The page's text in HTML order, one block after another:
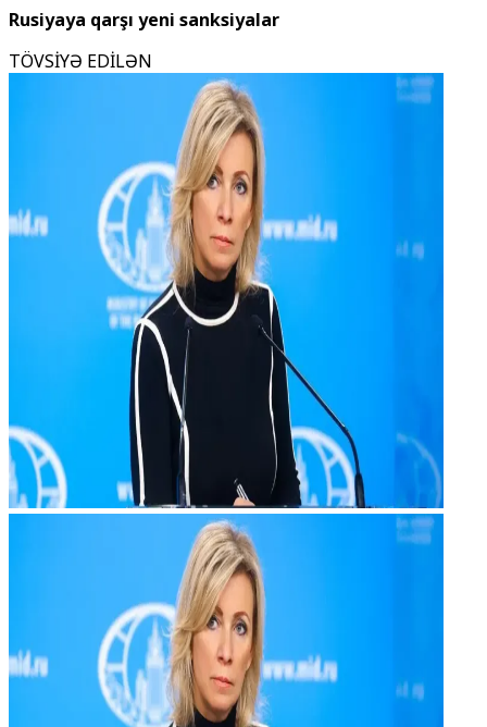
Rusiyaya qarşı yeni sanksiyalar
TÖVSİYƏ EDİLƏN